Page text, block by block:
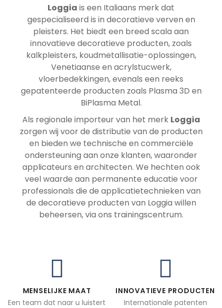
Loggia is een Italiaans merk dat
gespecialiseerd is in decoratieve verven en
pleisters. Het biedt een breed scala aan
innovatieve decoratieve producten, zoals
kalkpleisters, koudmetallisatie-oplossingen,
Venetiaanse en acrylstucwerk,
vloerbedekkingen, evenals een reeks
gepatenteerde producten zoals Plasma 3D en
BiPlasma Metal.
Als regionale importeur van het merk Loggia
zorgen wij voor de distributie van de producten
en bieden we technische en commerciële
ondersteuning aan onze klanten, waaronder
applicateurs en architecten. We hechten ook
veel waarde aan permanente educatie voor
professionals die de applicatietechnieken van
de decoratieve producten van Loggia willen
beheersen, via ons trainingscentrum.
MENSELIJKE MAAT
Een team dat naar u luistert
INNOVATIEVE PRODUCTEN
Internationale patenten